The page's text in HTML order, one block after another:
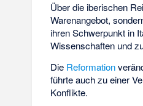
Über die iberischen
Warenangebot,
ihren Schwerpunkt in
Wissenschaften und
Die Reformation
führte auch zu einer
Konflikte.